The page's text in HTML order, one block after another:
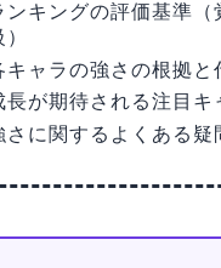
ンキングの評価基準
キャラの強さの根拠と
長が期待される注目キ
さに関するよくある疑